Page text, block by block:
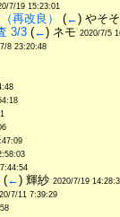
7/19 15:23:01
再改良） (←) やそ
3/3 (←) ネモ 2020/7/5
8 23:20:48
(←) 輝紗 2020/7/19
7/11 7:39:29